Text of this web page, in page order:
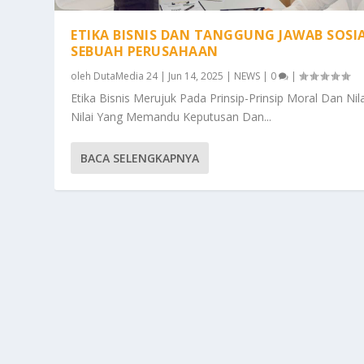
ETIKA BISNIS DAN TANGGUNG JAWAB
SEBUAH PERUSAHAAN
oleh DutaMedia 24| Jun 14, 2025 | NEWS | 0 |
Etika Bisnis Merujuk Pada Prinsip-Prinsip Moral Dan
Nilai Yang Memandu Keputusan Dan...
BACA SELENGKAPNYA